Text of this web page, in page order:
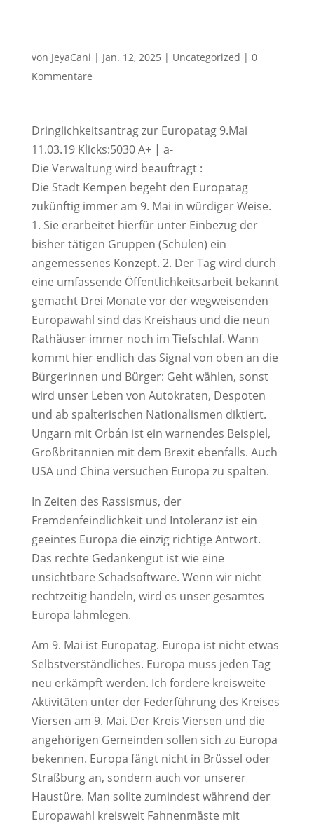
von JeyaCani | Jan. 12, 2025 | Uncategorized | 0
Kommentare
Dringlichkeitsantrag zur Europatag 9.Mai
11.03.19 Klicks:5030 A+ | a-
Die Verwaltung wird beauftragt :
Die Stadt Kempen begeht den Europatag
zukünftig immer am 9. Mai in würdiger Weise.
1. Sie erarbeitet hierfür unter Einbezug der
bisher tätigen Gruppen (Schulen) ein
angemessenes Konzept. 2. Der Tag wird durch
eine umfassende Öffentlichkeitsarbeit bekannt
gemacht Drei Monate vor der wegweisenden
Europawahl sind das Kreishaus und die neun
Rathäuser immer noch im Tiefschlaf. Wann
kommt hier endlich das Signal von oben an die
Bürgerinnen und Bürger: Geht wählen, sonst
wird unser Leben von Autokraten, Despoten
und ab spalterischen Nationalismen diktiert.
Ungarn mit Orbán ist ein warnendes Beispiel,
Großbritannien mit dem Brexit ebenfalls. Auch
USA und China versuchen Europa zu spalten.
In Zeiten des Rassismus, der
Fremdenfeindlichkeit und Intoleranz ist ein
geeintes Europa die einzig richtige Antwort.
Das rechte Gedankengut ist wie eine
unsichtbare Schadsoftware. Wenn wir nicht
rechtzeitig handeln, wird es unser gesamtes
Europa lahmlegen.
Am 9. Mai ist Europatag. Europa ist nicht etwas
Selbstverständliches. Europa muss jeden Tag
neu erkämpft werden. Ich fordere kreisweite
Aktivitäten unter der Federführung des Kreises
Viersen am 9. Mai. Der Kreis Viersen und die
angehörigen Gemeinden sollen sich zu Europa
bekennen. Europa fängt nicht in Brüssel oder
Straßburg an, sondern auch vor unserer
Haustüre. Man sollte zumindest während der
Europawahl kreisweit Fahnenmäste mit